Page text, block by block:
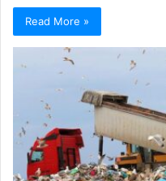
Read More »